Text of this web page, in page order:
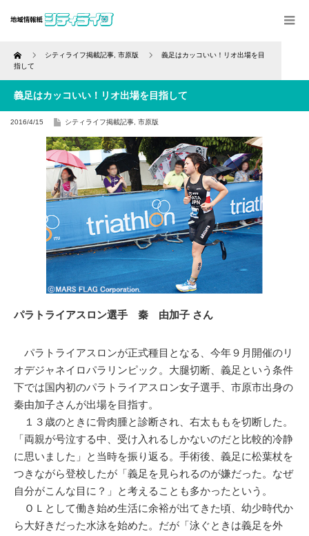
Home シティライフ掲載記事 市原版
義足はカッコいい！リオ出場を目
指して
義足はカッコいい！リオ出場を目指して
2016/4/15 シティライフ掲載記事 市原版
パラトライアスロン選手 秦 由加子 さん
パラトライアスロンが正式種目となる、今年９月開催のリ
オデジャネイロパラリンピック。大腿切断、義足という条件
下では国内初のパラトライアスロン女子選手、市原市出身の
秦由加子さんが出場を目指す。
１３歳のときに骨肉腫と診断され、右太ももを切断した。
「両親が号泣する中、受け入れるしかないのだと比較的冷静
に思いました」と当時を振り返る。手術後、義足に松葉杖を
つきながら登校したが「義足を見られるのが嫌だった。なぜ
自分がこんな目に？」と考えることも多かったという。
ＯＬとして働き始め生活に余裕が出てきた頃、幼少時代か
ら大好きだった水泳を始めた。だが「泳ぐときは義足を外